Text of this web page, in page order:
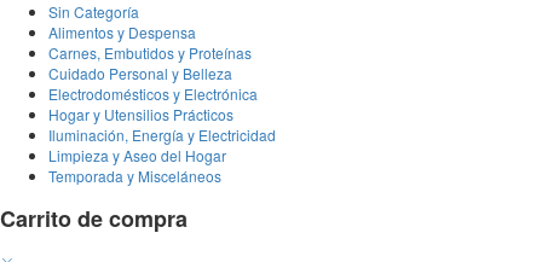
Sin Categoría
Alimentos y Despensa
Carnes, Embutidos y Proteínas
Cuidado Personal y Belleza
Electrodomésticos y Electrónica
Hogar y Utensilios Prácticos
Iluminación, Energía y Electricidad
Limpieza y Aseo del Hogar
Temporada y Misceláneos
Carrito de compra